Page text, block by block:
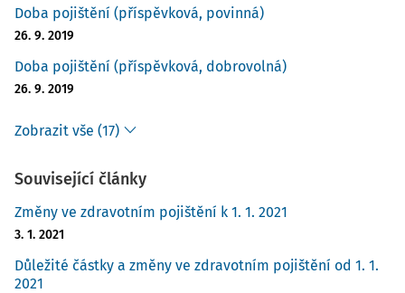
Doba pojištění (příspěvková, povinná)
26. 9. 2019
Doba pojištění (příspěvková, dobrovolná)
26. 9. 2019
Zobrazit vše (17)
Související články
Změny ve zdravotním pojištění k 1. 1. 2021
3. 1. 2021
Důležité částky a změny ve zdravotním pojištění od 1. 1.
2021